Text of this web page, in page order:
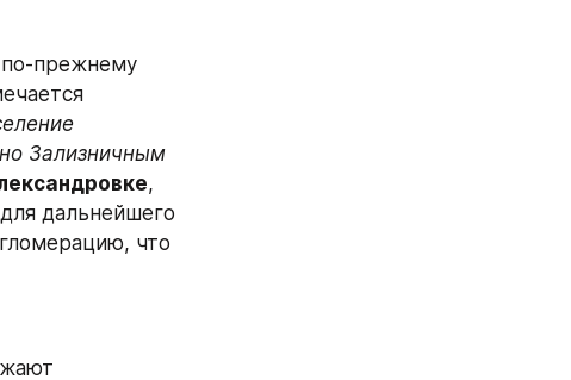
по-прежнему
Зализничным
дальнейшего